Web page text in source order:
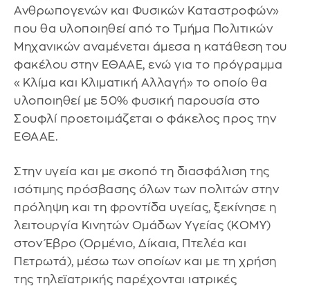
Ανθρωπογενών και Φυσικών Καταστροφών»
που θα υλοποιηθεί από το Τμήμα Πολιτικών
Μηχανικών αναμένεται άμεσα η κατάθεση του
φακέλου στην ΕΘΑΑΕ, ενώ για το πρόγραμμα
«Κλίμα και Κλιματική Αλλαγή» το οποίο θα
υλοποιηθεί με 50% φυσική παρουσία στο
Σουφλί προετοιμάζεται ο φάκελος προς την
ΕΘΑΑΕ.
Στην υγεία και με σκοπό τη διασφάλιση της
ισότιμης πρόσβασης όλων των πολιτών στην
πρόληψη και τη φροντίδα υγείας, ξεκίνησε η
λειτουργία Κινητών Ομάδων Υγείας (ΚΟΜΥ)
στον Έβρο (Ορμένιο, Δίκαια, Πτελέα και
Πετρωτά), μέσω των οποίων και με τη χρήση
της τηλεϊατρικής παρέχονται ιατρικές